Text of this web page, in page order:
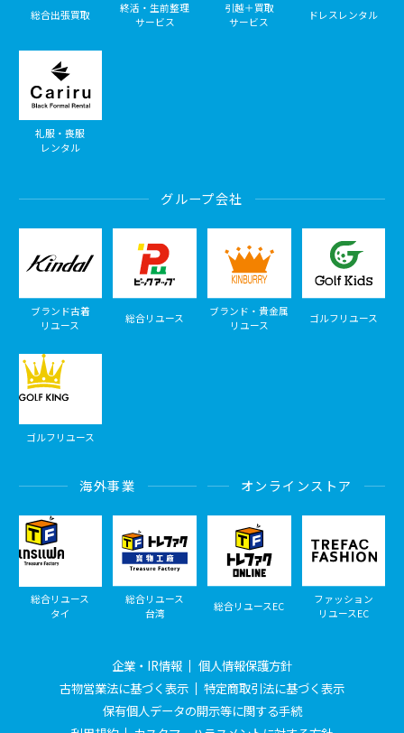
総合出張買取
終活・生前整理
サービス
引越＋買取
サービス
ドレスレンタル
礼服・喪服
レンタル
グループ会社
ブランド古着
リユース
総合リユース
ブランド・貴金属
リユース
ゴルフリユース
ゴルフリユース
海外事業
総合リユース
タイ
総合リユース
台湾
オンラインストア
総合リユースEC
ファッション
リユースEC
企業・IR情報
個人情報保護方針
古物営業法に基づく表示
特定商取引法に基づく表示
保有個人データの開示等に関する手続